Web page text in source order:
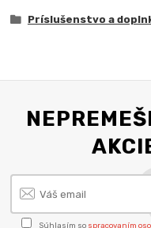
Príslušenstvo a
Súhlasím so spracovaním